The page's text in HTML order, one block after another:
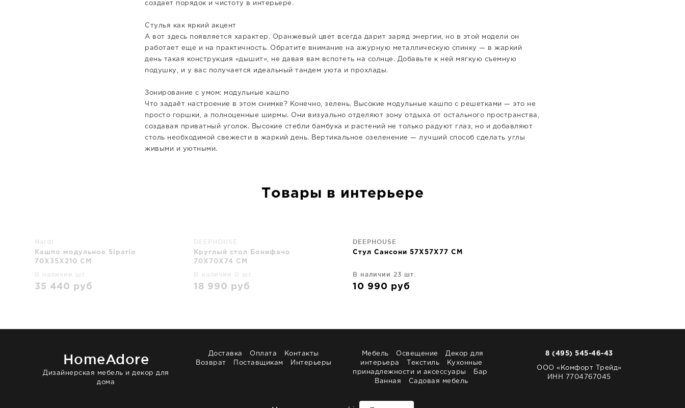
создает порядок и чистоту в интерьере.
Стулья как яркий акцент
А вот здесь появляется характер. Оранжевый цвет всегда дарит заряд энергии, но в этой модели он
работает еще и на практичность. Обратите внимание на ажурную металлическую спинку — в жаркий
день такая конструкция «дышит», не давая вам вспотеть на солнце. Добавьте к ней мягкую съемную
подушку, и у вас получается идеальный тандем уюта и прохлады.
Зонирование с умом: модульные кашпо
Что задаёт настроение в этом снимке? Конечно, зелень. Высокие модульные кашпо с решетками — это не
просто горшки, а полноценные ширмы. Они визуально отделяют зону отдыха от остального пространства,
создавая приватный уголок. Высокие стебли бамбука и растений не только радуют глаз, но и добавляют
столь необходимой свежести в жаркий день. Вертикальное озеленение — лучший способ сделать углы
живыми и уютными.
Товары в интерьере
Nardi
Кашпо модульное Sipario
70X35X210 CM
В наличии шт.
35 440 руб
DEEPHOUSE
Круглый стол Бонифачо
70X70X74 CM
В наличии 0 шт.
18 990 руб
DEEPHOUSE
Стул Сансони 57X57X77 CM
В наличии 23 шт.
10 990 руб
HomeAdore
Дизайнерская мебель и декор для
дома
8 (495) 545-46-43
ООО «Комфорт Трейд»
ИНН 7704767045
Доставка Оплата
Контакты
Возврат
Поставщикам Интерьеры
Мебель Освещение
Декор для
интерьера
Текстиль
Кухонные
принадлежности и аксессуары
Бар
Ванная
Садовая мебель